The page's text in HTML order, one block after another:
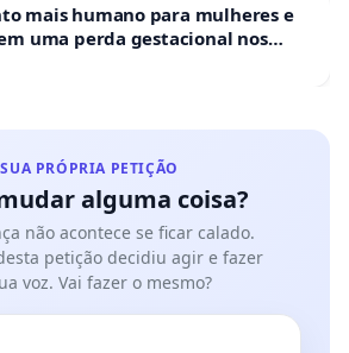
mais humano para mulheres e
uma perda gestacional nos
PRÓPRIA PETIÇÃO
alguma coisa?
não acontece se ficar calado.
petição decidiu agir e fazer
voz. Vai fazer o mesmo?